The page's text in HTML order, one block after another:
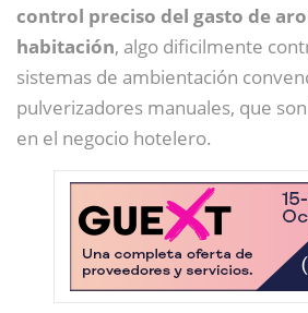
control preciso del gasto de
habitación, algo dificilmente
sistemas de ambientación
pulverizadores manuales, que
en el negocio hotelero.